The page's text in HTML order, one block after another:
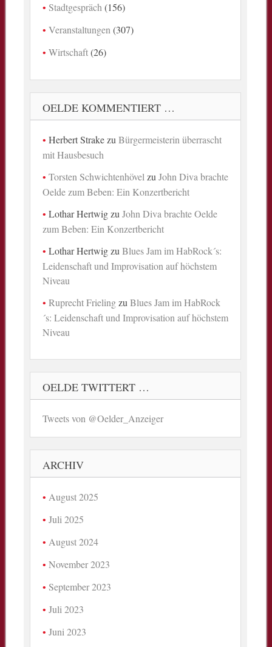
Stadtgespräch (156)
Veranstaltungen (307)
Wirtschaft(26)
OELDE KOMMENTIERT …
Herbert StrakezuBürgermeisterin überrascht
mit Hausbesuch
Torsten Schwichtenhövel zuJohn Diva brachte
Oelde zum Beben: Ein Konzertbericht
Lothar HertwigzuJohn Diva brachte Oelde
zum Beben: Ein Konzertbericht
Lothar HertwigzuBlues Jam im HabRock´s:
Leidenschaft und Improvisation auf höchstem
Niveau
Ruprecht FrielingzuBlues Jam im HabRock
´s: Leidenschaft und Improvisation auf höchstem
Niveau
OELDE TWITTERT …
Tweets von @Oelder_Anzeiger
ARCHIV
August 2025
Juli 2025
August 2024
November 2023
September 2023
Juli 2023
Juni 2023